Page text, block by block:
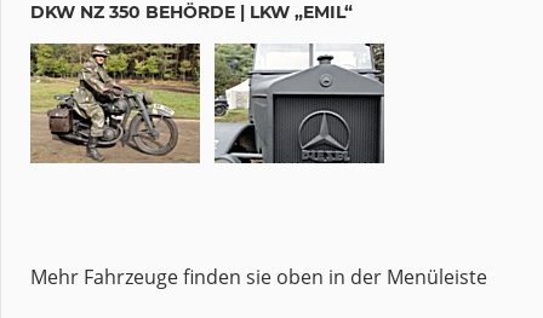
DKW NZ 350 BEHÖRDE | LKW „EMIL“
Mehr Fahrzeuge finden sie oben in der Menüleiste